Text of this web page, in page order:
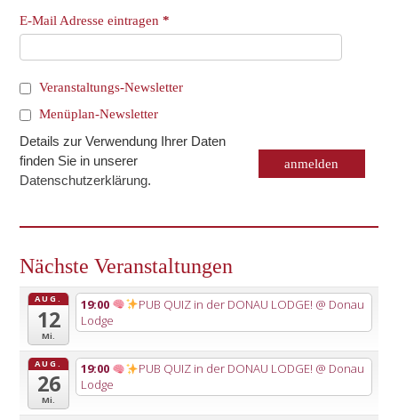
E-Mail Adresse eintragen*
Veranstaltungs-Newsletter
Menüplan-Newsletter
Details zur Verwendung Ihrer Daten
finden Sie in unserer
Datenschutzerklärung.
Nächste Veranstaltungen
AUG.
12
Mi.
19:00 PUB QUIZ in der DONAU LODGE! @ Donau
Lodge
AUG.
26
Mi.
19:00 PUB QUIZ in der DONAU LODGE! @ Donau
Lodge